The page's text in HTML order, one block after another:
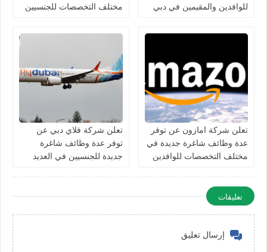
للوافدين والمقيمين في دبي
مختلف التخصصات للجنسيين
تعلن شركة امازون عن توفر
عدة وظائف شاغرة جديدة في
مختلف التخصصات للوافدين
تعلن شركة فلاي دبي عن
توفر عدة وظائف شاغرة
جديدة للجنسيين في العديد
تعليقات
إرسال تعليق